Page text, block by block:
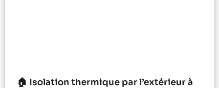
🏠 Isolation thermique par l’extérieur à